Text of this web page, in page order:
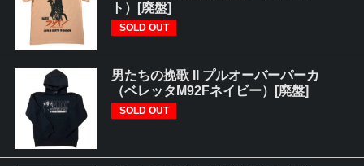
ト）[廃盤]
SOLD OUT
男たちの挽歌 II プルオーバーパーカ
（ベレッタM92Fネイビー）[廃盤]
SOLD OUT